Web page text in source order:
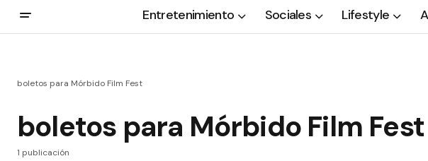
Entretenimiento Sociales Lifestyle
boletos para Mórbido Film Fest
boletos para Mórbido Film Fest
1 publicación